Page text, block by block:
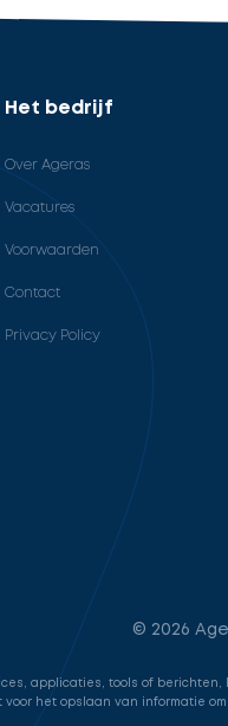
Het bedrijf
Over Ageras
Vacatures
Voorwaarden
Contact
Privacy Policy
© 2026
applicaties, tools of
het opslaan van informatie